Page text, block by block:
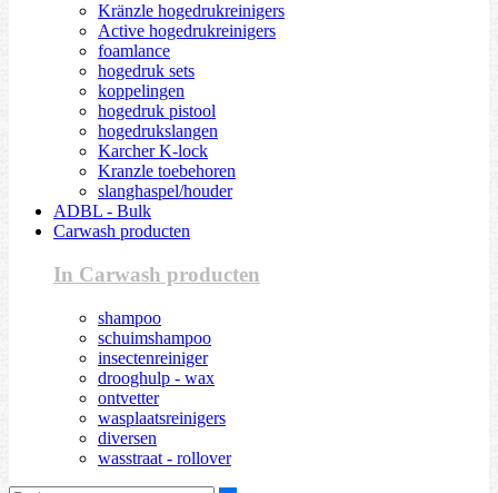
Kränzle hogedrukreinigers
Active hogedrukreinigers
foamlance
hogedruk sets
koppelingen
hogedruk pistool
hogedrukslangen
Karcher K-lock
Kranzle toebehoren
slanghaspel/houder
ADBL - Bulk
Carwash producten
In Carwash producten
shampoo
schuimshampoo
insectenreiniger
drooghulp - wax
ontvetter
wasplaatsreinigers
diversen
wasstraat - rollover